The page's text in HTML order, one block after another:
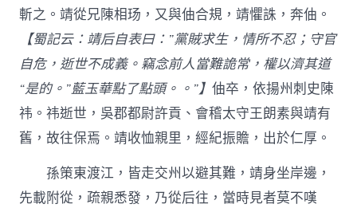
斬之。靖從兄陳相玚，又與伷合規，靖懼誅，奔伷。
【蜀記云：靖后自表曰：”黨賊求生，情所不忍；守官
自危，逝世不成義。竊念前人當難詭常，權以濟其道
“是的。”藍玉華點了點頭。。”】伷卒，依揚州刺史陳
祎。祎逝世，吳郡都尉許貢、會稽太守王朗素與靖有
舊，故往保焉。靖收恤親里，經紀振贍，出於仁厚。
孫策東渡江，皆走交州以避其難，靖身坐岸邊，
先載附從，疏親悉發，乃從后往，當時見者莫不嘆